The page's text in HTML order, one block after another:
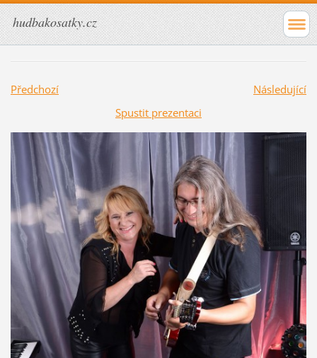
hudbakosatky.cz
Předchozí
Následující
Spustit prezentaci